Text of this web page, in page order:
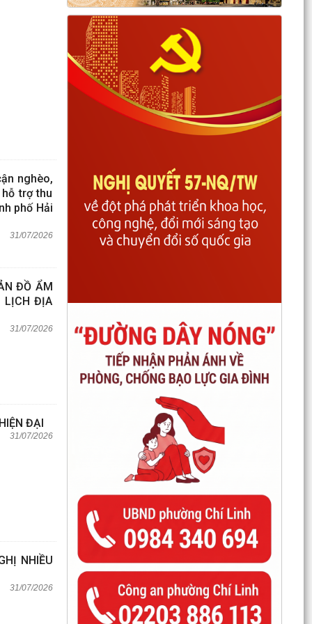
nghèo,
trợ thu
phố Hải
31/07/2026
ĐỒ ẨM
LỊCH ĐỊA
31/07/2026
ĐẠI
31/07/2026
NHIỀU
31/07/2026